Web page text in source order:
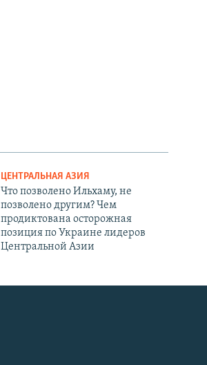
ЦЕНТРАЛЬНАЯ АЗИЯ
Что позволено Ильхаму, не
позволено другим? Чем
продиктована осторожная
позиция по Украине лидеров
Центральной Азии